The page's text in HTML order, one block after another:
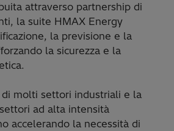
attraverso partnership di
la suite HMAX Energy
la previsione e la
la sicurezza e la
di molti settori industriali e la
ad alta intensità
accelerando la necessità di